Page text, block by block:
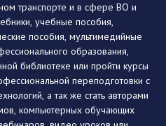
транспорте и в сфере ВО и
учебные пособия,
пособия, мультимедийные
образования,
библиотеке или пройти курсы
переподготовки с
а так же стать авторами
компьютерных обучающих